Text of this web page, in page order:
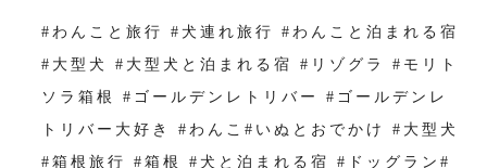
#わんこと旅行 #犬連れ旅行 #わんこと泊まれる宿
#大型犬 #大型犬と泊まれる宿 #リゾグラ #モリト
ソラ箱根 #ゴールデンレトリバー #ゴールデンレ
トリバー大好き #わんこ#いぬとおでかけ #大型犬
#箱根旅行 #箱根 #犬と泊まれる宿 #ドッグラン#